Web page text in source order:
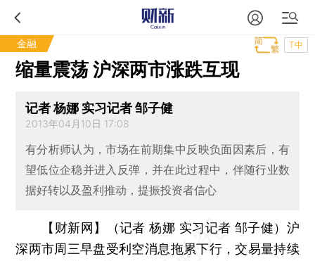
金融 T中
缩量震荡 沪深两市涨跌互现
记者 杨娜 实习记者 邹子健
2013年04月10日 17:08
有分析师认为，市场在前期集中反映负面因素后，有
望低位企稳并进入反弹，并在此过程中，伴随行业数
据好转以及盈利推动，提振投资者信心
【财新网】（记者 杨娜 实习记者 邹子健） 沪
深两市周三早盘受利空消息拖累下行，交易量持续